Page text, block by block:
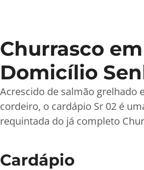
Churrasco em
Domicílio
Acrescido de salmão grelhado
cordeiro, o cardápio Sr 02 é
requintada do já completo
Cardápio